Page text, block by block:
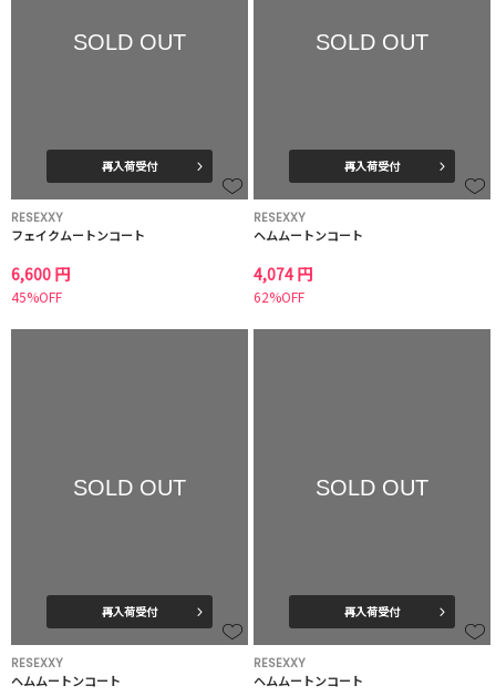
SOLD OUT
再入荷受付
RESEXXY
フェイクムートンコート
6,600 円
45%OFF
SOLD OUT
再入荷受付
RESEXXY
ヘムムートンコート
4,074 円
62%OFF
SOLD OUT
再入荷受付
RESEXXY
ヘムムートンコート
SOLD OUT
再入荷受付
RESEXXY
ヘムムートンコート